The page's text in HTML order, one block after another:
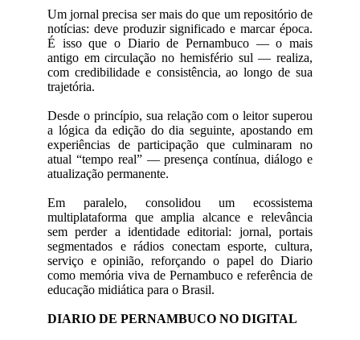
Um jornal precisa ser mais do que um repositório de
notícias: deve produzir significado e marcar época.
É isso que o Diario de Pernambuco — o mais
antigo em circulação no hemisfério sul — realiza,
com credibilidade e consistência, ao longo de sua
trajetória.
Desde o princípio, sua relação com o leitor superou
a lógica da edição do dia seguinte, apostando em
experiências de participação que culminaram no
atual “tempo real” — presença contínua, diálogo e
atualização permanente.
Em paralelo, consolidou um ecossistema
multiplataforma que amplia alcance e relevância
sem perder a identidade editorial: jornal, portais
segmentados e rádios conectam esporte, cultura,
serviço e opinião, reforçando o papel do Diario
como memória viva de Pernambuco e referência de
educação midiática para o Brasil.
DIARIO DE PERNAMBUCO NO DIGITAL